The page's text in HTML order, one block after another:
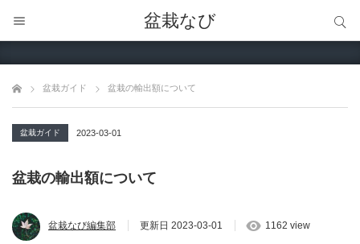
盆栽なび
盆栽ガイド 盆栽の輸出額について
盆栽ガイド 2023-03-01
盆栽の輸出額について
盆栽なび編集部 更新日 2023-03-01 1162 view
サイト内検索